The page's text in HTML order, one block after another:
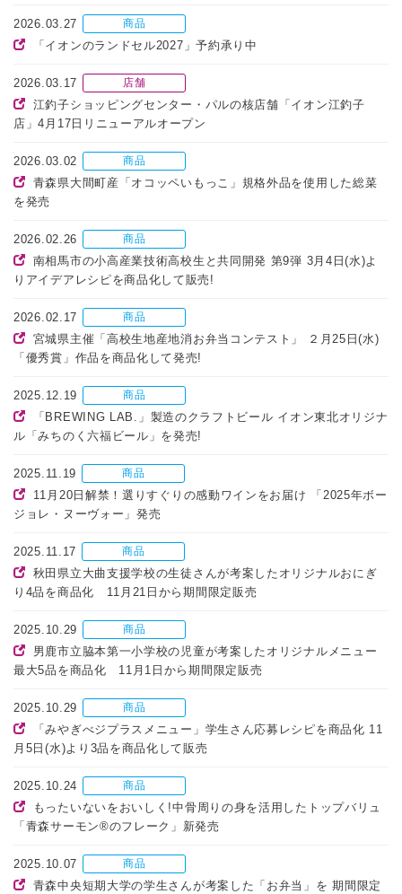
2026.03.27 商品
「イオンのランドセル2027」予約承り中
2026.03.17 店舗
江釣子ショッピングセンター・パルの核店舗「イオン江釣子
店」4月17日リニューアルオープン
2026.03.02 商品
青森県大間町産「オコッペいもっこ」規格外品を使用した総菜
を発売
2026.02.26 商品
南相馬市の小高産業技術高校生と共同開発 第9弾 3月4日(水)よ
りアイデアレシピを商品化して販売!
2026.02.17 商品
宮城県主催「高校生地産地消お弁当コンテスト」 ２月25日(水)
「優秀賞」作品を商品化して発売!
2025.12.19 商品
「BREWING LAB.」製造のクラフトビール イオン東北オリジナ
ル「みちのく六福ビール」を発売!
2025.11.19 商品
11月20日解禁！選りすぐりの感動ワインをお届け 「2025年ボー
ジョレ・ヌーヴォー」発売
2025.11.17 商品
秋田県立大曲支援学校の生徒さんが考案したオリジナルおにぎ
り4品を商品化 11月21日から期間限定販売
2025.10.29 商品
男鹿市立脇本第一小学校の児童が考案したオリジナルメニュー
最大5品を商品化 11月1日から期間限定販売
2025.10.29 商品
「みやぎべジプラスメニュー」学生さん応募レシピを商品化 11
月5日(水)より3品を商品化して販売
2025.10.24 商品
もったいないをおいしく!中骨周りの身を活用したトップバリュ
「青森サーモン®のフレーク」新発売
2025.10.07 商品
青森中央短期大学の学生さんが考案した「お弁当」を 期間限定